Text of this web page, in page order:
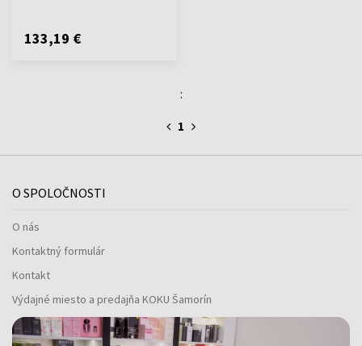
133,19 €
:
1
O SPOLOČNOSTI
O nás
Kontaktný formulár
Kontakt
Výdajné miesto a predajňa KOKU Šamorín